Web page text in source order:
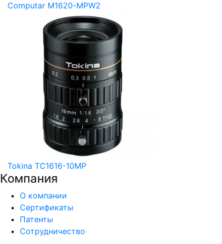
Computar M1620-MPW2
Tokina TC1616-10MP
Компания
О компании
Сертификаты
Патенты
Сотрудничество